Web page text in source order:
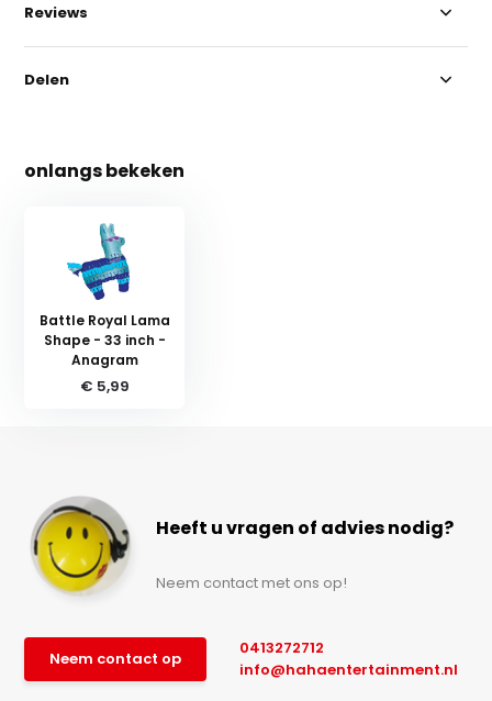
Reviews
Delen
onlangs bekeken
Battle Royal Lama
Shape - 33 inch -
Anagram
€ 5,99
Heeft u vragen of advies nodig?
Neem contact met ons op!
Neem contact op
0413272712
info@hahaentertainment.nl